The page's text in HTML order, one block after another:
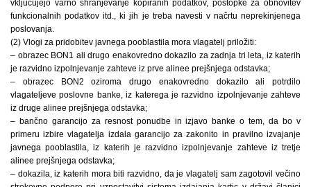
vključujejo varno shranjevanje kopiranih podatkov, postopke za obnovitev
funkcionalnih podatkov itd., ki jih je treba navesti v načrtu neprekinjenega
poslovanja.
(2) Vlogi za pridobitev javnega pooblastila mora vlagatelj priložiti:
– obrazec BON1 ali drugo enakovredno dokazilo za zadnja tri leta, iz katerih
je razvidno izpolnjevanje zahteve iz prve alinee prejšnjega odstavka;
– obrazec BON2 oziroma drugo enakovredno dokazilo ali potrdilo
vlagateljeve poslovne banke, iz katerega je razvidno izpolnjevanje zahteve
iz druge alinee prejšnjega odstavka;
– bančno garancijo za resnost ponudbe in izjavo banke o tem, da bo v
primeru izbire vlagatelja izdala garancijo za zakonito in pravilno izvajanje
javnega pooblastila, iz katerih je razvidno izpolnjevanje zahteve iz tretje
alinee prejšnjega odstavka;
– dokazila, iz katerih mora biti razvidno, da je vlagatelj sam zagotovil večino